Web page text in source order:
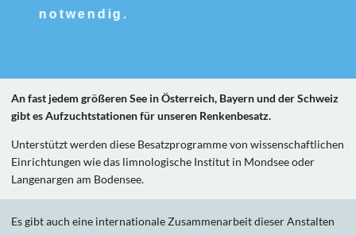
notwendig.
An fast jedem größeren See in Österreich, Bayern und der Schweiz
gibt es Aufzuchtstationen für unseren Renkenbesatz.
Unterstützt werden diese Besatzprogramme von wissenschaftlichen
Einrichtungen wie das limnologische Institut in Mondsee oder
Langenargen am Bodensee.
Es gibt auch eine internationale Zusammenarbeit dieser Anstalten